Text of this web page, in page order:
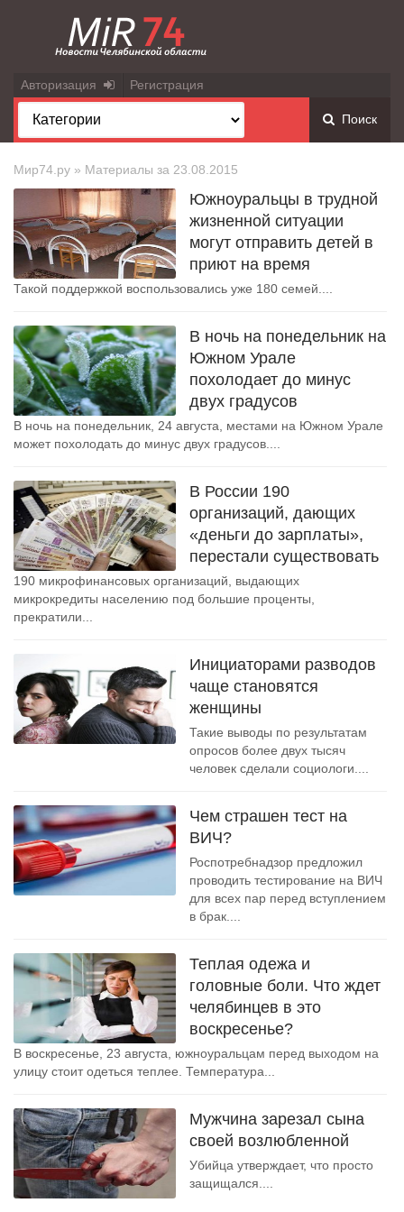
Авторизация Регистрация
Поиск
Мир74.ру » Материалы за 23.08.2015
Южноуральцы в трудной
жизненной ситуации
могут отправить детей в
приют на время
Такой поддержкой воспользовались уже 180 семей....
В ночь на понедельник на
Южном Урале
похолодает до минус
двух градусов
В ночь на понедельник, 24 августа, местами на Южном Урале
может похолодать до минус двух градусов....
В России 190
организаций, дающих
«деньги до зарплаты»,
перестали существовать
190 микрофинансовых организаций, выдающих
микрокредиты населению под большие проценты,
прекратили...
Инициаторами разводов
чаще становятся
женщины
Такие выводы по результатам
опросов более двух тысяч
человек сделали социологи....
Чем страшен тест на
ВИЧ?
Роспотребнадзор предложил
проводить тестирование на ВИЧ
для всех пар перед вступлением
в брак....
Теплая одежа и
головные боли. Что ждет
челябинцев в это
воскресенье?
В воскресенье, 23 августа, южноуральцам перед выходом на
улицу стоит одеться теплее. Температура...
Мужчина зарезал сына
своей возлюбленной
Убийца утверждает, что просто
защищался....